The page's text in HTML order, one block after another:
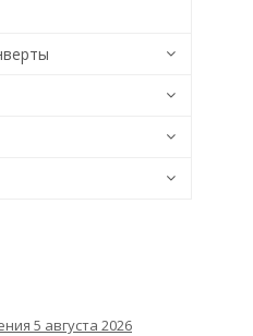
5 августа 2026